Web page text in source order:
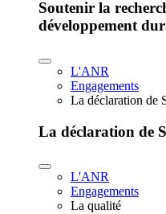
Soutenir la
développement
L'ANR
Engagements
La déclaration de
La déclaration de
L'ANR
Engagements
La qualité